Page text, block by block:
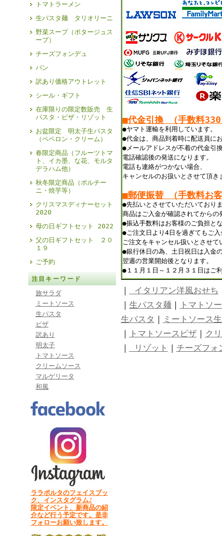
トマトラーメン
生パスタ麺 タリオリーニ
野菜スープ（ポタージュス
ープ）
チーズフォンデュ
パン
訳あり価格アウトレット
シール・ギフト
在庫限りの限定数販売 生
パスタ・ピザ・リゾット
お盆限定 明太子生パスタ
（ペペロン・クリーム）
春限定商品（フルーツトマ
ト、イカ墨、な花、モルタ
デラハム他）
秋冬限定商品（ポルチー
ニ・焼芋等）
クリスマスディナーセット
2020
母の日ギフトセット 2022
父の日ギフトセット ２０
１９
ご予約
注目キーワード
旅サラダ
ミートソース
生パスタ
ピザ
訳あり
明太子
トマトソース
クリームソース
マルゲリータ
和風
ララポルタのフェイスブッ
ク、インスタグラム♪
限定イベント、新商品の紹
介など行う予定です。是非
フォローお願い致します。
■代金引換 （手数料
●ヤマト運輸を利用しています。
●代金は、商品到着時に配送員に
●メールアドレスが不着の代金引
電話確認後の発送になります。
電話も連絡がつかない場合、
キャンセルのお扱いとさせて頂き
■郵便振替 （手数料お
●先払いとさせていただいており
商品はご入金が確認されてからの
●振込手数料はお客様のご負担と
●ご注文日より4日を過ぎてもご
ご注文をキャンセル扱いとさせて
●銀行休日の為、土日祝日は入金
翌週の営業開始後となります。
●１１月１日～１２月３１日はご
｜ イタリアン洋風おせち
｜ 生パスタ麺 ｜
トマトソ
生パスタ ｜ ミートソース
｜
トマトソースピザ｜ ク
｜
リゾット ｜ チーズフォ